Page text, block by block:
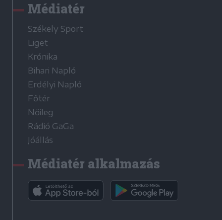
Médiatér
Székely Sport
Liget
Krónika
Bihari Napló
Erdélyi Napló
Főtér
Nőileg
Rádió GaGa
Jóállás
Médiatér alkalmazás